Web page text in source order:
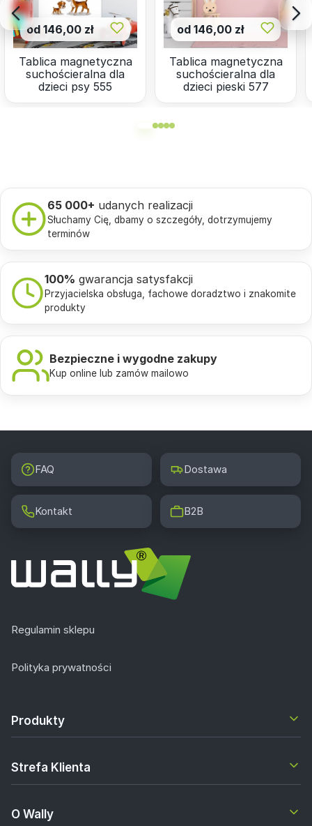
od 146,00 zł
Tablica magnetyczna
suchościeralna dla
dzieci psy 555
od 146,00 zł
Tablica magnetyczna
suchościeralna dla
dzieci pieski 577
65 000+ udanych realizacji
Słuchamy Cię, dbamy o szczegóły, dotrzymujemy
terminów
100% gwarancja satysfakcji
Przyjacielska obsługa, fachowe doradztwo i znakomite
produkty
Bezpieczne i wygodne zakupy
Kup online lub zamów mailowo
FAQ Dostawa
Kontakt B2B
Regulamin sklepu
Polityka prywatności
Produkty
Strefa Klienta
O Wally